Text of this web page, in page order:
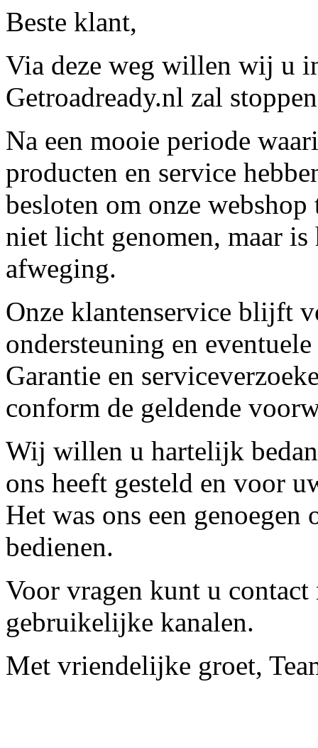
Beste klant,
Via deze weg willen wij u
Getroadready.nl zal
Na een mooie periode
producten en service
besloten om onze
niet licht genomen, maar
afweging.
Onze klantenservice blijft
ondersteuning en
Garantie en
conform de geldende
Wij willen u hartelijk
ons heeft gesteld en voor
Het was ons een
bedienen.
Voor vragen kunt u contact
gebruikelijke kanalen.
Met vriendelijke groet,